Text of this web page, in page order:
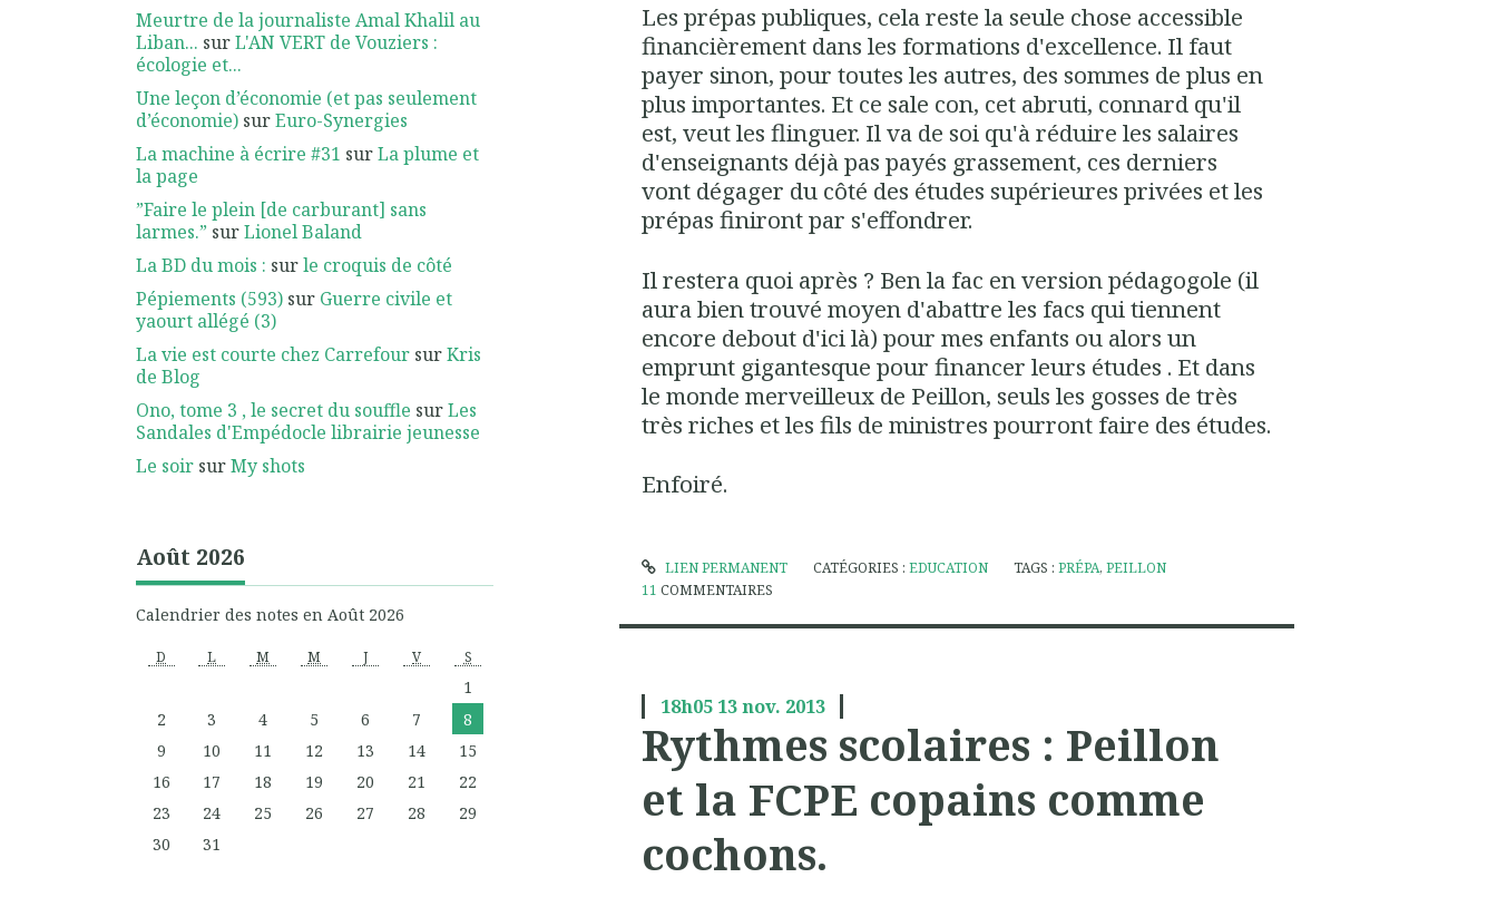
Meurtre de la journaliste Amal Khalil au
Liban... surL'AN VERT de Vouziers :
écologie et...
Une leçon d’économie (et pas seulement
d’économie) surEuro-Synergies
La machine à écrire #31 surLa plume et
la page
”Faire le plein [de carburant] sans
larmes.” surLionel Baland
La BD du mois : surle croquis de côté
Pépiements (593) sur Guerre civile et
yaourt allégé (3)
La vie est courte chez Carrefour surKris
de Blog
Ono, tome 3 , le secret du souffle surLes
Sandales d'Empédocle librairie jeunesse
Le soir surMy shots
Août 2026
Calendrier des notes en Août 2026
D L M M J V S
1
2
3 4 5 6 7
8
9
10 11 12 13 14
15
16
17 18 19 20 21
22
23
24 25 26 27 28
29
30
31
Les prépas publiques, cela reste la seule chose accessible
financièrement dans les formations d'excellence. Il faut
payer sinon, pour toutes les autres, des sommes de plus en
plus importantes. Et ce sale con, cet abruti, connard qu'il
est, veut les flinguer. Il va de soi qu'à réduire les salaires
d'enseignants déjà pas payés grassement, ces derniers
vont dégager du côté des études supérieures privées et les
prépas finiront par s'effondrer.
Il restera quoi après ? Ben la fac en version pédagogole (il
aura bien trouvé moyen d'abattre les facs qui tiennent
encore debout d'ici là) pour mes enfants ou alors un
emprunt gigantesque pour financer leurs études . Et dans
le monde merveilleux de Peillon, seuls les gosses de très
très riches et les fils de ministres pourront faire des études.
Enfoiré.
LIEN PERMANENT CATÉGORIES : EDUCATION TAGS : PRÉPA, PEILLON
11 COMMENTAIRES
18h05 13nov. 2013
Rythmes scolaires : Peillon
et la FCPE copains comme
cochons.